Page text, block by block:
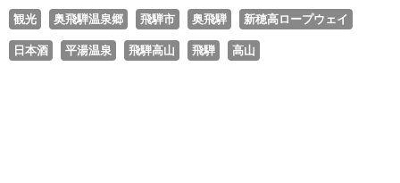
観光 奥飛騨温泉郷 飛騨市 奥飛騨
新穂高ロープウェイ
日本酒
平湯温泉 飛騨高山 飛騨 高山